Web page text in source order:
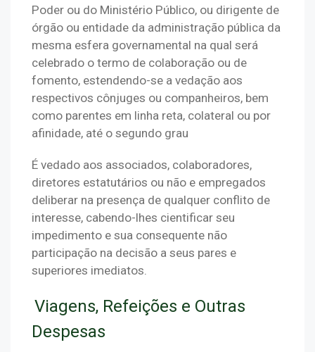
Poder ou do Ministério Público, ou dirigente de
órgão ou entidade da administração pública da
mesma esfera governamental na qual será
celebrado o termo de colaboração ou de
fomento, estendendo-se a vedação aos
respectivos cônjuges ou companheiros, bem
como parentes em linha reta, colateral ou por
afinidade, até o segundo grau
É vedado aos associados, colaboradores,
diretores estatutários ou não e empregados
deliberar na presença de qualquer conflito de
interesse, cabendo-lhes cientificar seu
impedimento e sua consequente não
participação na decisão a seus pares e
superiores imediatos.
Viagens, Refeições e Outras
Despesas